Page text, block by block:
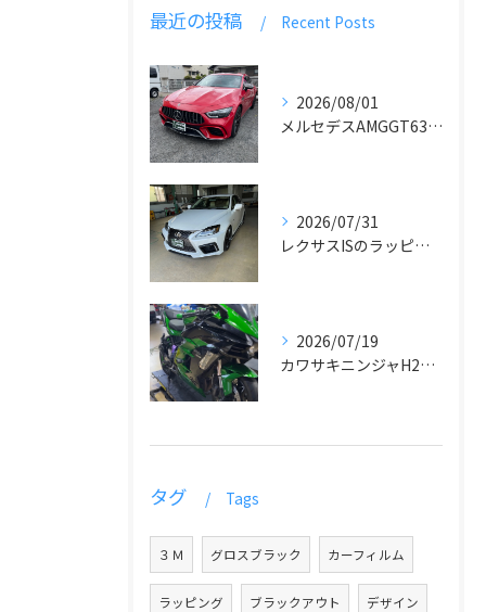
最近の投稿 Recent Posts
2026/08/01
メルセデスAMGGT63のラッピング
2026/07/31
レクサスISのラッピングとデカール貼り
2026/07/19
カワサキニンジャH2SXラッピング
タグ Tags
３Ｍ グロスブラック カーフィルム
ラッピング ブラックアウト デザイン